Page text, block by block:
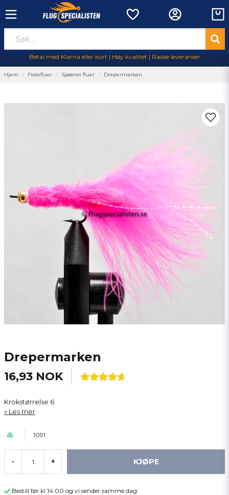
Betal med Klarna eller kort | Høy kvalitet | Raske leveranser
Hjem Fiskefluer Sjøørret fluer Drepermarken
Drepermarken
16,93 NOK
Krokstørrelse 6
Les mer
1091
- + KJØPE
Bestill før kl 14:00 og vi sender samme dag